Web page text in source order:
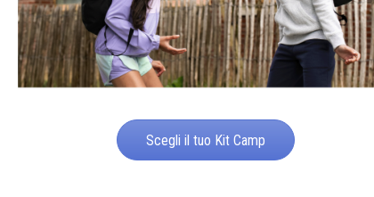
Scegli il tuo Kit Camp